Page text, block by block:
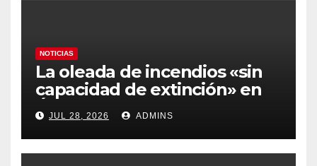
NOTICIAS
La oleada de incendios «sin
capacidad de extinción» en
Ávila y al oeste de Madrid
obliga a declarar la
emergencia nacional
JUL 28, 2026 ADMINS